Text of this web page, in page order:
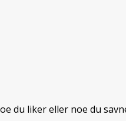
du liker eller noe du